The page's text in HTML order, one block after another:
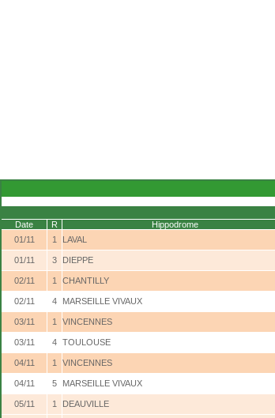
Date
R Hippodrome
01/11
1 LAVAL
01/11 3 DIEPPE
02/11 1 CHANTILLY
02/11 4 MARSEILLE VIVAUX
03/11 1 VINCENNES
03/11 4 TOULOUSE
04/11 1 VINCENNES
04/11 5 MARSEILLE VIVAUX
05/11 1 DEAUVILLE